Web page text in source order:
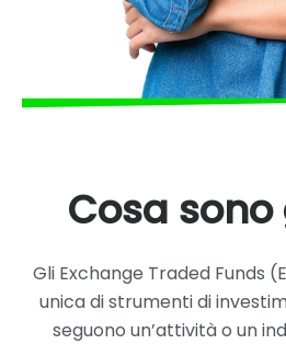
Cosa sono
Gli Exchange Traded Funds
unica di strumenti di
seguono un’attività o un